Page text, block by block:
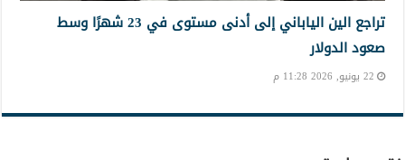
تراجع الين الياباني إلى أدنى مستوى في 23 شهرًا وسط
صعود الدولار
22 يونيو, 2026 11:28 م